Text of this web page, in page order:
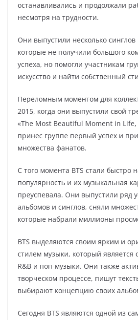
останавливались и продолжали
несмотря на трудности.
Они выпустили несколько
которые не получили большого
успеха, но помогли участникам
искусство и найти собственный
Переломным моментом для
2015, когда они выпустили свой
«The Most Beautiful Moment in Life,
принес группе первый успех и
множества фанатов.
С того момента BTS стали быстро
популярность и их музыкальная
преуспевала. Они выпустили ряд
альбомов и синглов, сняли
которые набрали миллионы
BTS выделяются своим ярким и
стилем музыки, который является
R&B и поп-музыки. Они также
творческом процессе, пишут
выбирают концепцию своих
Сегодня BTS являются одной из